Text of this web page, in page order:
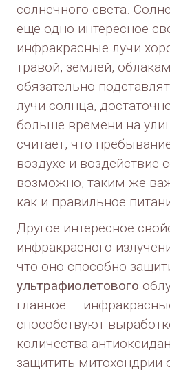
солнечного света.
еще одно интересное
инфракрасные лучи
травой, землей,
обязательно
лучи солнца,
больше времени на
считает, что
воздухе и воздействие
возможно, таким же
как и правильное
Другое интересное
инфракрасного
что оно способно
ультрафиолетового
главное —
способствуют
количества
защитить митохондрии